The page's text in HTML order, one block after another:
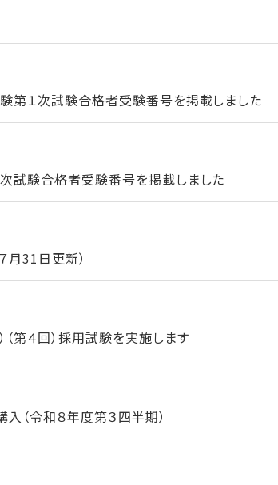
第１次試験合格者受験番号を掲載しました
試験合格者受験番号を掲載しました
31日更新）
第４回）採用試験を実施します
（令和８年度第３四半期）